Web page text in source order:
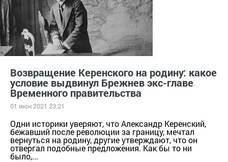
Возвращение Керенского на родину: какое
условие выдвинул Брежнев экс-главе
Временного правительства
01 июн 2021 23:21
Одни историки уверяют, что Александр Керенский,
бежавший после революции за границу, мечтал
вернуться на родину, другие утверждают, что он
отвергал подобные предложения. Как бы то ни
было,...